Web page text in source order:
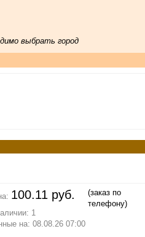
выбрать город
100.11 руб.
1
на: 08.08.26 07:00
(заказ по
телефону)